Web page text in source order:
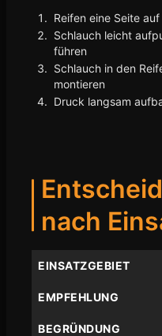
Reifen eine Seite
Schlauch leicht
führen
Schlauch in den
montieren
Druck langsam
nach
EINSATZGEBIET
EMPFEHLUNG
BEGRÜNDUNG